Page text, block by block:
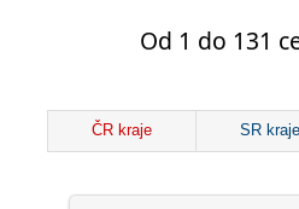
Od 1 do 131
ČR kraje SR kraje